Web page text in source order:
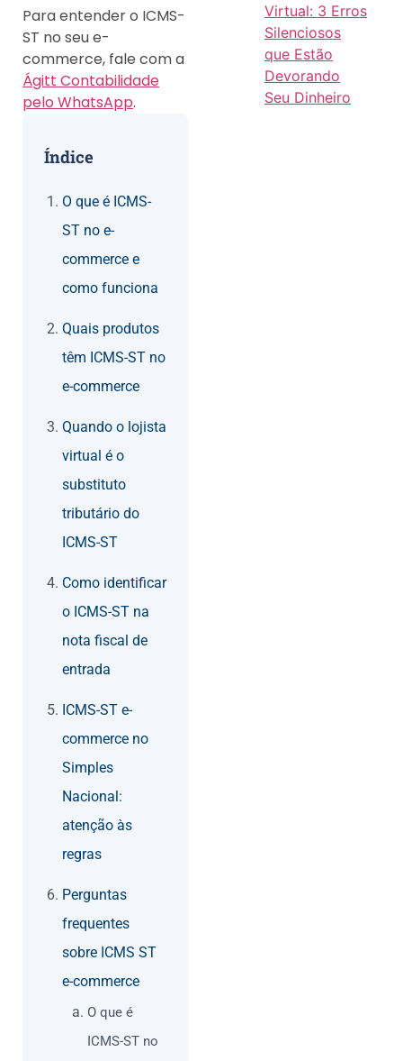
Para entender o ICMS-
ST no seu e-
commerce, fale com a
Ágitt Contabilidade
pelo WhatsApp.
Índice
O que é ICMS-
ST no e-
commerce e
como funciona
Quais produtos
têm ICMS-ST no
e-commerce
Quando o lojista
virtual é o
substituto
tributário do
ICMS-ST
Como identificar
o ICMS-ST na
nota fiscal de
entrada
ICMS-ST e-
commerce no
Simples
Nacional:
atenção às
regras
Perguntas
frequentes
sobre ICMS ST
e-commerce
O que é
ICMS-ST no
Virtual: 3 Erros
Silenciosos
que Estão
Devorando
Seu Dinheiro